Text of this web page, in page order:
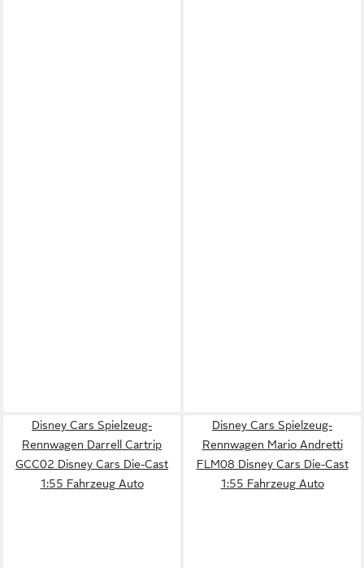
Disney Cars Spielzeug-
Rennwagen Darrell Cartrip
GCC02 Disney Cars Die-Cast
1:55 Fahrzeug Auto
Disney Cars Spielzeug-
Rennwagen Mario Andretti
FLM08 Disney Cars Die-Cast
1:55 Fahrzeug Auto